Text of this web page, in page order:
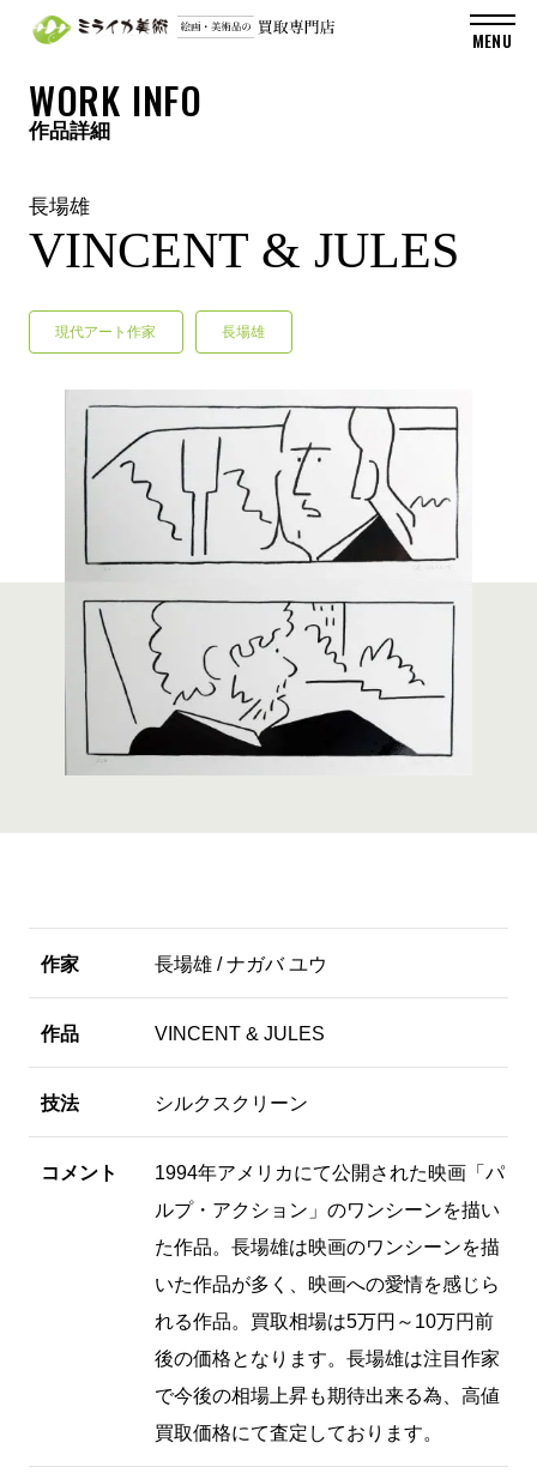
WORK INFO
作品詳細
長場雄
VINCENT & JULES
現代アート作家 長場雄
作家 長場雄 / ナガバ ユウ
作品 VINCENT & JULES
技法 シルクスクリーン
コメント
1994年アメリカにて公開された映画「パ
ルプ・アクション」のワンシーンを描い
た作品。長場雄は映画のワンシーンを描
いた作品が多く、映画への愛情を感じら
れる作品。買取相場は5万円～10万円前
後の価格となります。長場雄は注目作家
で今後の相場上昇も期待出来る為、高値
買取価格にて査定しております。